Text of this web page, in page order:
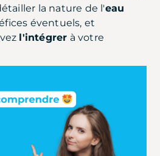
la nature de l'eau
éventuels, et
l'intégrer à votre